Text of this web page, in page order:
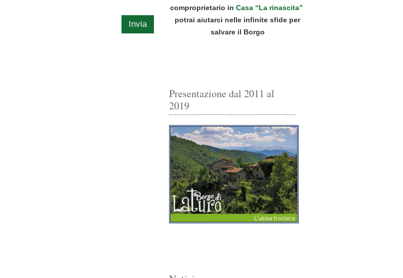
comproprietario in Casa “La rinascita”
potrai aiutarci nelle infinite sfide per
salvare il Borgo
Presentazione dal 2011 al
2019